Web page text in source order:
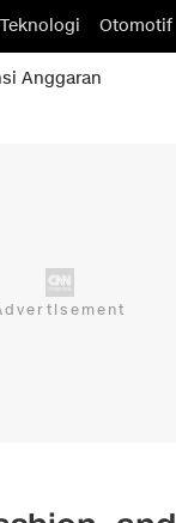
Teknologi Otomotif
Anggaran